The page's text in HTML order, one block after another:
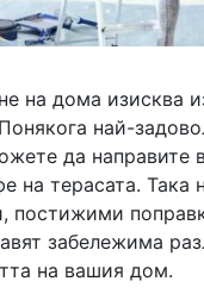
на дома изисква
най-
да направите
терасата. Така
постижими
забележима
на вашия дом.